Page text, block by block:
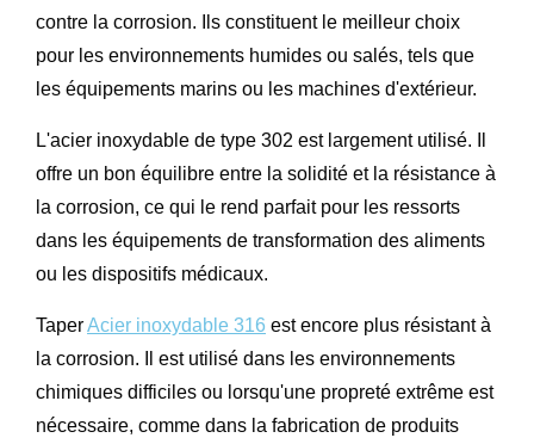
contre la corrosion. Ils constituent le meilleur choix
pour les environnements humides ou salés, tels que
les équipements marins ou les machines d'extérieur.
L'acier inoxydable de type 302 est largement utilisé. Il
offre un bon équilibre entre la solidité et la résistance à
la corrosion, ce qui le rend parfait pour les ressorts
dans les équipements de transformation des aliments
ou les dispositifs médicaux.
TaperAcier inoxydable 316 est encore plus résistant à
la corrosion. Il est utilisé dans les environnements
chimiques difficiles ou lorsqu'une propreté extrême est
nécessaire, comme dans la fabrication de produits